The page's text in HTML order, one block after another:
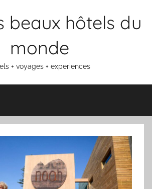
beaux hôtels du
monde
+ voyages + experiences